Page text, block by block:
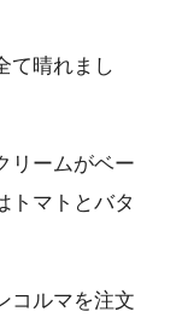
て晴れまし
リームがベー
トマトとバタ
コルマを注文